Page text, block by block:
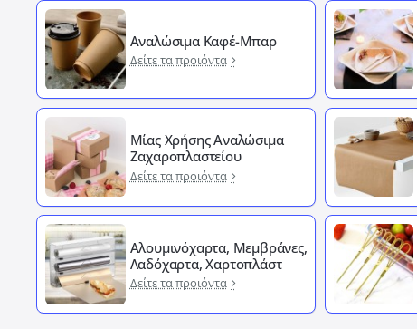
Αναλώσιμα Καφέ-Μπαρ
Δείτε τα προιόντα
Μίας Χρήσης Αναλώσιμα
Ζαχαροπλαστείου
Δείτε τα προιόντα
Αλουμινόχαρτα, Μεμβράνες,
Λαδόχαρτα, Χαρτοπλάστ
Δείτε τα προιόντα